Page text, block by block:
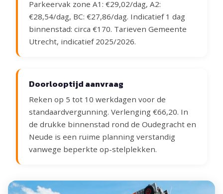
Parkeervak zone A1: €29,02/dag, A2:
€28,54/dag, BC: €27,86/dag. Indicatief 1 dag
binnenstad: circa €170. Tarieven Gemeente
Utrecht, indicatief 2025/2026.
Doorlooptijd aanvraag
Reken op 5 tot 10 werkdagen voor de
standaardvergunning. Verlenging €66,20. In
de drukke binnenstad rond de Oudegracht en
Neude is een ruime planning verstandig
vanwege beperkte op-stelplekken.